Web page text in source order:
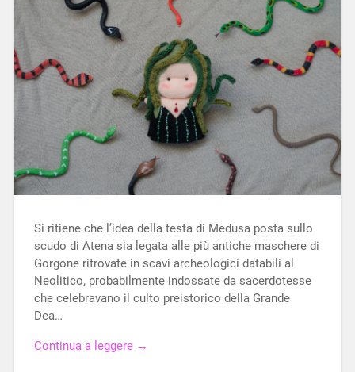
Si ritiene che l’idea della testa di Medusa posta sullo
scudo di Atena sia legata alle più antiche maschere di
Gorgone ritrovate in scavi archeologici databili al
Neolitico, probabilmente indossate da sacerdotesse
che celebravano il culto preistorico della Grande
Dea…
Continua a leggere →